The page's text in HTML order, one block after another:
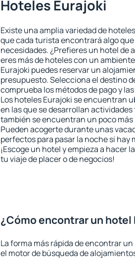
Hoteles Eurajoki
Existe una amplia variedad de
que cada turista encontrará algo
necesidades. ¿Prefieres un hotel de
eres más de hoteles con un
Eurajoki puedes reservar un
presupuesto. Selecciona el destino
comprueba los métodos de pago y
Los hoteles Eurajoki se encuentran
en las que se desarrollan
también se encuentran un poco
Pueden acogerte durante unas
perfectos para pasar la noche si hay
¡Escoge un hotel y empieza a hacer
tu viaje de placer o de negocios!
¿Cómo encontrar un hotel
La forma más rápida de encontrar
el motor de búsqueda de